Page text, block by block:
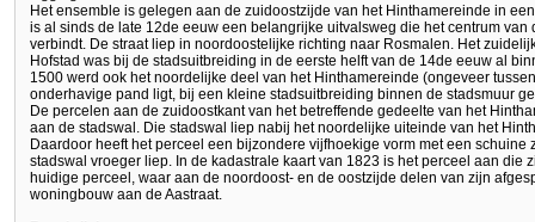
Het ensemble is gelegen aan de zuidoostzijde van het Hinthamereinde in
is al sinds de late 12de eeuw een belangrijke uitvalsweg die het centrum
verbindt. De straat liep in noordoostelijke richting naar Rosmalen. Het
Hofstad was bij de stadsuitbreiding in de eerste helft van de 14de eeuw al
1500 werd ook het noordelijke deel van het Hinthamereinde (ongeveer
onderhavige pand ligt, bij een kleine stadsuitbreiding binnen de stadsmuur
De percelen aan de zuidoostkant van het betreffende gedeelte van het
aan de stadswal. Die stadswal liep nabij het noordelijke uiteinde van het
Daardoor heeft het perceel een bijzondere vijfhoekige vorm met een
stadswal vroeger liep. In de kadastrale kaart van 1823 is het perceel aan die
huidige perceel, waar aan de noordoost- en de oostzijde delen van zijn
woningbouw aan de Aastraat.